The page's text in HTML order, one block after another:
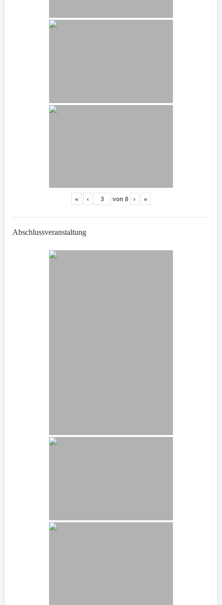
« ‹ von 8 › »
Abschlussveranstaltung